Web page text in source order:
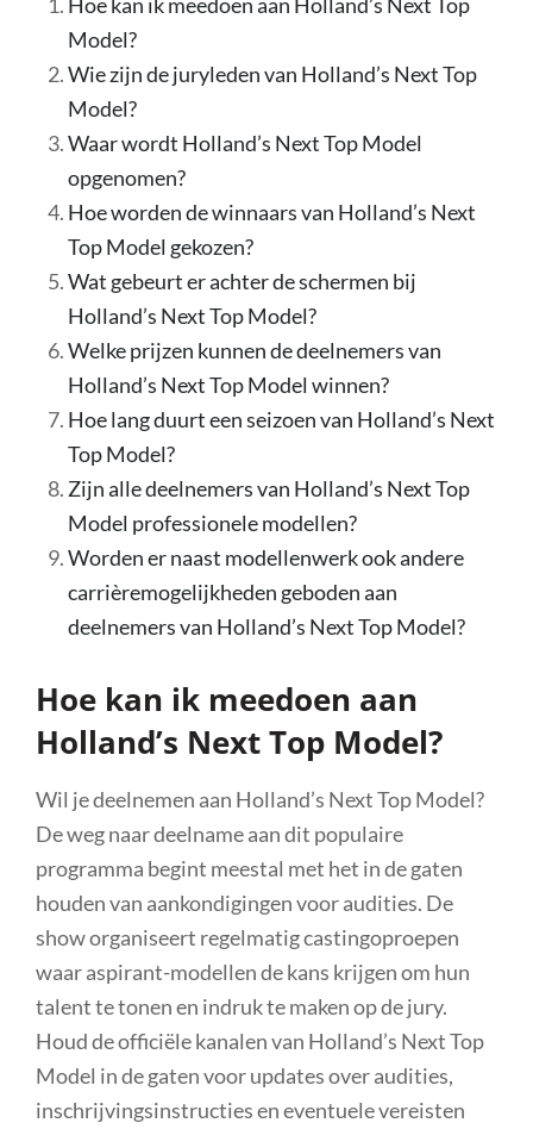
Model?
Wie zijn de juryleden van Holland’s Next Top
Model?
Waar wordt Holland’s Next Top Model
opgenomen?
Hoe worden de winnaars van Holland’s Next
Top Model gekozen?
Wat gebeurt er achter de schermen bij
Holland’s Next Top Model?
Welke prijzen kunnen de deelnemers van
Holland’s Next Top Model winnen?
Hoe lang duurt een seizoen van Holland’s Next
Top Model?
Zijn alle deelnemers van Holland’s Next Top
Model professionele modellen?
Worden er naast modellenwerk ook andere
carrièremogelijkheden geboden aan
deelnemers van Holland’s Next Top Model?
Hoe kan ik meedoen aan
Holland’s Next Top Model?
Wil je deelnemen aan Holland’s Next Top Model?
De weg naar deelname aan dit populaire
programma begint meestal met het in de gaten
houden van aankondigingen voor audities. De
show organiseert regelmatig castingoproepen
waar aspirant-modellen de kans krijgen om hun
talent te tonen en indruk te maken op de jury.
Houd de officiële kanalen van Holland’s Next Top
Model in de gaten voor updates over audities,
inschrijvingsinstructies en eventuele vereisten